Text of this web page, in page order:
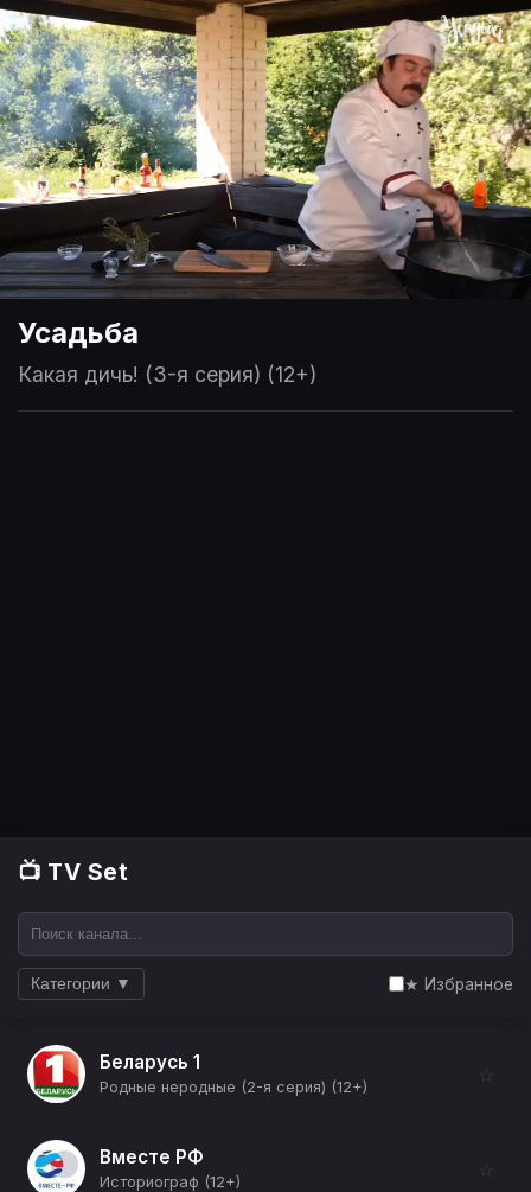
📺 TV Set
Категории ▼ ★ Избранное
Беларусь 1
Родные неродные (2-я серия) (12+)
☆
Вместе РФ
Историограф (12+)
☆
Усадьба
Какая дичь! (3-я серия) (12+)